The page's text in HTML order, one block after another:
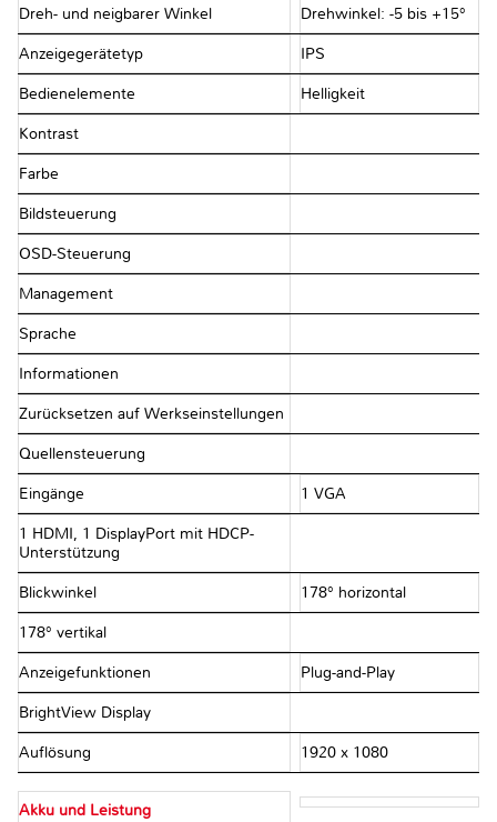
Dreh- und neigbarer Winkel Drehwinkel: -5 bis +15°
Anzeigegerätetyp IPS
Bedienelemente Helligkeit
Kontrast
Farbe
Bildsteuerung
OSD-Steuerung
Management
Sprache
Informationen
Zurücksetzen auf Werkseinstellungen
Quellensteuerung
Eingänge 1 VGA
1 HDMI, 1 DisplayPort mit HDCP-
Unterstützung
Blickwinkel 178° horizontal
178° vertikal
Anzeigefunktionen Plug-and-Play
BrightView Display
Auflösung 1920 x 1080
Akku und Leistung